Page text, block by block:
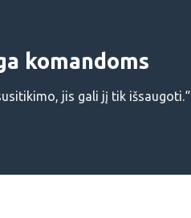
komandoms
jis gali jį tik išsaugoti.“